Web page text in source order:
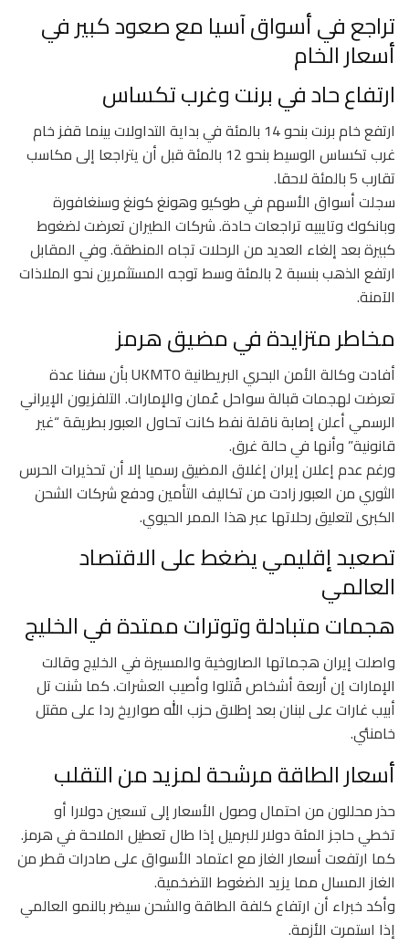
تراجع في أسواق آسيا مع صعود كبير في
أسعار الخام
ارتفاع حاد في برنت وغرب تكساس
ارتفع خام برنت بنحو 14 بالمئة في بداية التداولات بينما قفز خام
غرب تكساس الوسيط بنحو 12 بالمئة قبل أن يتراجعا إلى مكاسب
تقارب 5 بالمئة لاحقا.
سجلت أسواق الأسهم في طوكيو وهونغ كونغ وسنغافورة
وبانكوك وتايبيه تراجعات حادة. شركات الطيران تعرضت لضغوط
كبيرة بعد إلغاء العديد من الرحلات تجاه المنطقة. وفي المقابل
ارتفع الذهب بنسبة 2 بالمئة وسط توجه المستثمرين نحو الملاذات
الآمنة.
مخاطر متزايدة في مضيق هرمز
أفادت وكالة الأمن البحري البريطانية UKMTO بأن سفنا عدة
تعرضت لهجمات قبالة سواحل عُمان والإمارات. التلفزيون الإيراني
الرسمي أعلن إصابة ناقلة نفط كانت تحاول العبور بطريقة “غير
قانونية” وأنها في حالة غرق.
ورغم عدم إعلان إيران إغلاق المضيق رسميا إلا أن تحذيرات الحرس
الثوري من العبور زادت من تكاليف التأمين ودفع شركات الشحن
الكبرى لتعليق رحلاتها عبر هذا الممر الحيوي.
تصعيد إقليمي يضغط على الاقتصاد
العالمي
هجمات متبادلة وتوترات ممتدة في الخليج
واصلت إيران هجماتها الصاروخية والمسيرة في الخليج وقالت
الإمارات إن أربعة أشخاص قُتلوا وأصيب العشرات. كما شنت تل
أبيب غارات على لبنان بعد إطلاق حزب الله صواريخ ردا على مقتل
خامنئي.
أسعار الطاقة مرشحة لمزيد من التقلب
حذر محللون من احتمال وصول الأسعار إلى تسعين دولارا أو
تخطي حاجز المئة دولار للبرميل إذا طال تعطيل الملاحة في هرمز.
كما ارتفعت أسعار الغاز مع اعتماد الأسواق على صادرات قطر من
الغاز المسال مما يزيد الضغوط التضخمية.
وأكد خبراء أن ارتفاع كلفة الطاقة والشحن سيضر بالنمو العالمي
إذا استمرت الأزمة.